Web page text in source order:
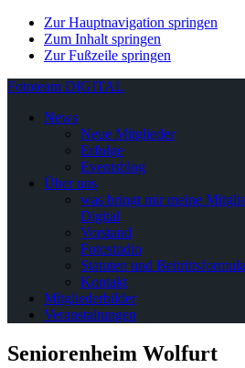
Zur Hauptnavigation springen
Zum Inhalt springen
Zur Fußzeile springen
Fototeam DIGITAL
News
Neue Mitglieder
Erfolge
Eventsblog
Über uns
was bringt mir meine
Digital
Vorstand
Fotostudio
Statuten und
Kontakt
Mitgliederbilder
Veranstaltungen
Seniorenheim Wolfurt